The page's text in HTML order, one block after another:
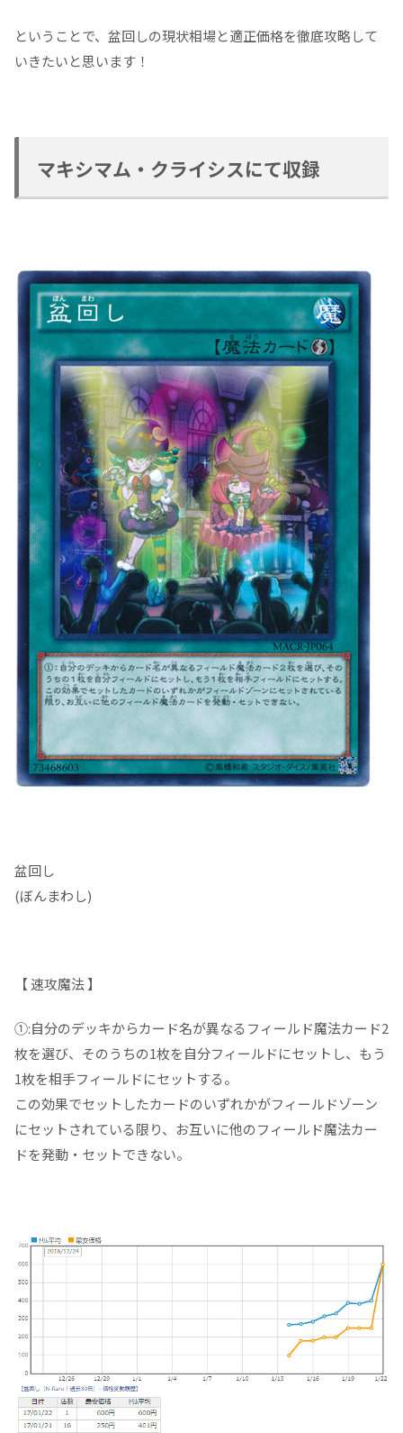
ということで、盆回しの現状相場と適正価格を徹底攻略して
いきたいと思います！
マキシマム・クライシスにて収録
盆回し
(ぼんまわし)
【 速攻魔法 】
①:自分のデッキからカード名が異なるフィールド魔法カード2
枚を選び、そのうちの1枚を自分フィールドにセットし、もう
1枚を相手フィールドにセットする。
この効果でセットしたカードのいずれかがフィールドゾーン
にセットされている限り、お互いに他のフィールド魔法カー
ドを発動・セットできない。